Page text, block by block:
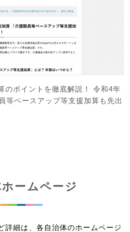
のポイントを徹底解説！ 令和4年
等ベースアップ等支援加算も先出
ームページ
詳細は、各自治体のホームページ